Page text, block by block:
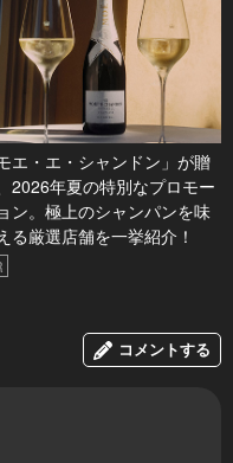
モエ・エ・シャンドン」が贈
2026年夏の特別なプロモー
ン。極上のシャンパンを味
る厳選店舗を一挙紹介！
コメントする